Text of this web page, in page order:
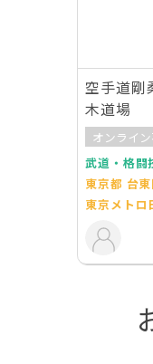
空手道
木道場
オンライ
武道・格闘
東京都 台
東京メトロ